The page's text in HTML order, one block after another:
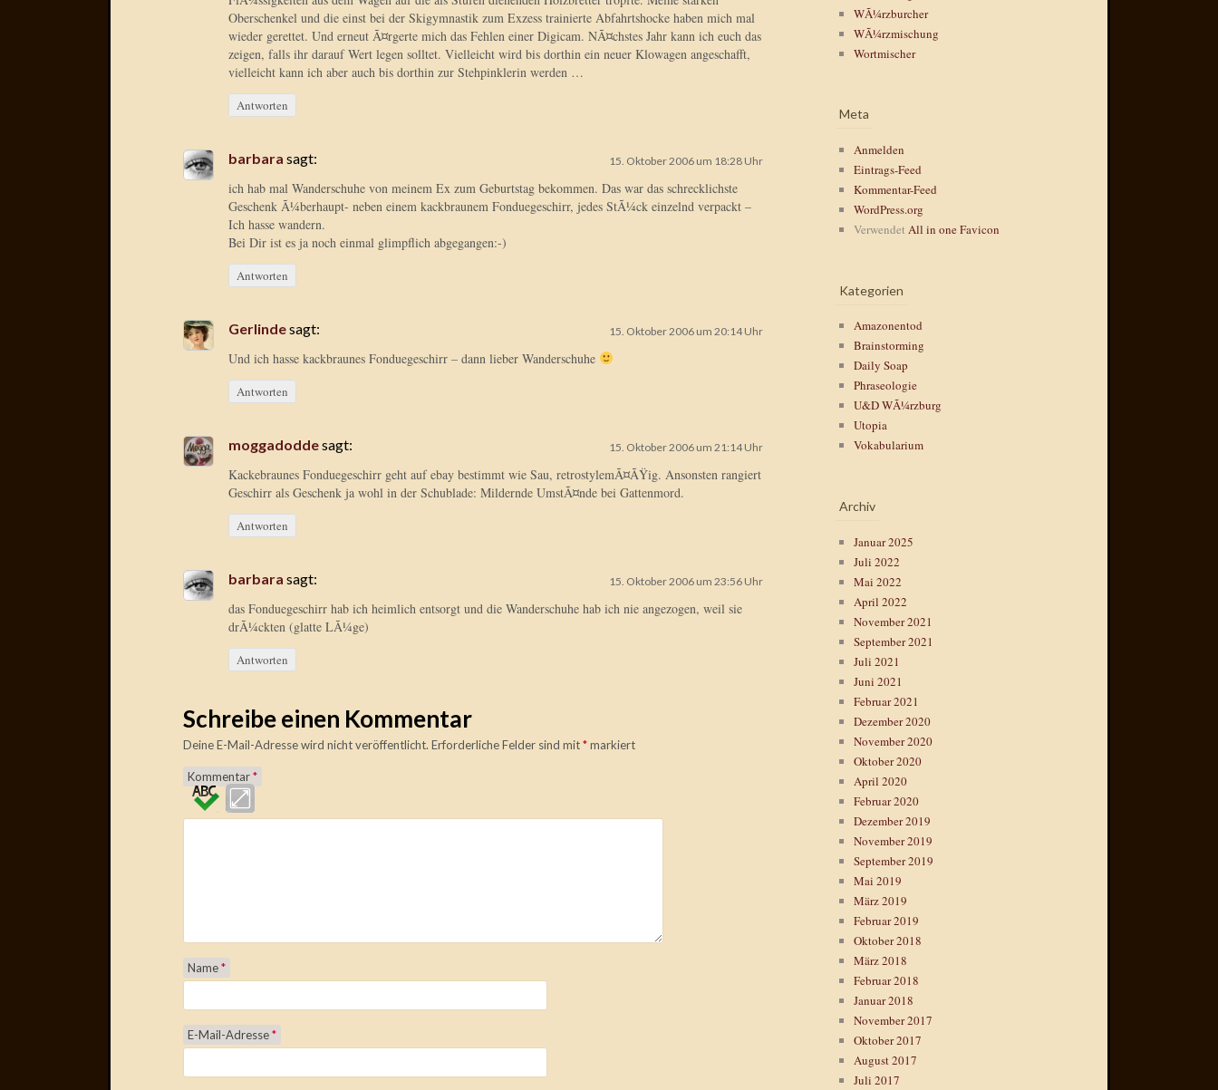
Oberschenkel und die einst bei der Skigymnastik zum Exzess trainierte Abfahrtshocke haben mich mal
wieder gerettet. Und erneut Ã¤rgerte mich das Fehlen einer Digicam. NÃ¤chstes Jahr kann ich euch das
zeigen, falls ihr darauf Wert legen solltet. Vielleicht wird bis dorthin ein neuer Klowagen angeschafft,
vielleicht kann ich aber auch bis dorthin zur Stehpinklerin werden …
Antworten
barbara sagt: 15. Oktober 2006 um 18:28 Uhr
ich hab mal Wanderschuhe von meinem Ex zum Geburtstag bekommen. Das war das schrecklichste
Geschenk Ã¼berhaupt- neben einem kackbraunem Fonduegeschirr, jedes StÃ¼ck einzelnd verpackt –
Ich hasse wandern.
Bei Dir ist es ja noch einmal glimpflich abgegangen:-)
Antworten
Gerlindesagt: 15. Oktober 2006 um 20:14 Uhr
Und ich hasse kackbraunes Fonduegeschirr – dann lieber Wanderschuhe
Antworten
moggadoddesagt: 15. Oktober 2006 um 21:14 Uhr
Kackebraunes Fonduegeschirr geht auf ebay bestimmt wie Sau, retrostylemÃ¤ÃŸig. Ansonsten rangiert
Geschirr als Geschenk ja wohl in der Schublade: Mildernde UmstÃ¤nde bei Gattenmord.
Antworten
barbara sagt: 15. Oktober 2006 um 23:56 Uhr
das Fonduegeschirr hab ich heimlich entsorgt und die Wanderschuhe hab ich nie angezogen, weil sie
drÃ¼ckten (glatte LÃ¼ge)
Antworten
Schreibe einen Kommentar
Deine E-Mail-Adresse wird nicht veröffentlicht. Erforderliche Felder sind mit*markiert
Kommentar*
Name*
E-Mail-Adresse*
WÃ¼rzburcher
WÃ¼rzmischung
Wortmischer
Meta
Anmelden
Eintrags-Feed
Kommentar-Feed
WordPress.org
Verwendet All in one Favicon
Kategorien
Amazonentod
Brainstorming
Daily Soap
Phraseologie
U&D WÃ¼rzburg
Utopia
Vokabularium
Archiv
Januar 2025
Juli 2022
Mai 2022
April 2022
November 2021
September 2021
Juli 2021
Juni 2021
Februar 2021
Dezember 2020
November 2020
Oktober 2020
April 2020
Februar 2020
Dezember 2019
November 2019
September 2019
Mai 2019
März 2019
Februar 2019
Oktober 2018
März 2018
Februar 2018
Januar 2018
November 2017
Oktober 2017
August 2017
Juli 2017